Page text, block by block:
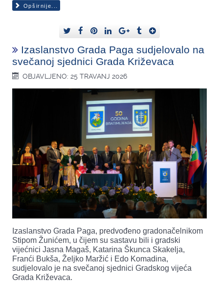
Opširnije...
Izaslanstvo Grada Paga sudjelovalo na
svečanoj sjednici Grada Križevaca
OBJAVLJENO: 25 TRAVANJ 2026
Izaslanstvo Grada Paga, predvođeno gradonačelnikom
Stipom Žunićem, u čijem su sastavu bili i gradski
vijećnici Jasna Magaš, Katarina Škunca Skakelja,
Franći Bukša, Željko Maržić i Edo Komadina,
sudjelovalo je na svečanoj sjednici Gradskog vijeća
Grada Križevaca.